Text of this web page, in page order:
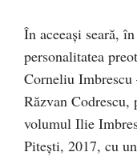
În aceeași seară,
personalitatea
Corneliu
Răzvan
volumul Ilie
Pitești, 2017, cu